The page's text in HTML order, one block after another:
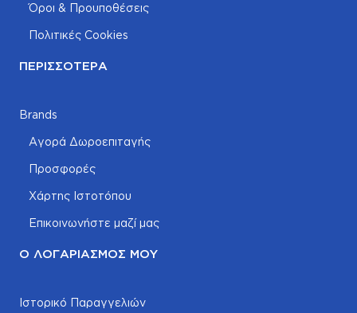
Όροι & Προυποθέσεις
Πολιτικές Cookies
ΠΕΡΙΣΣΌΤΕΡΑ
Brands
Αγορά Δωροεπιταγής
Προσφορές
Χάρτης Ιστοτόπου
Επικοινωνήστε μαζί μας
Ο ΛΟΓΑΡΙΑΣΜΌΣ ΜΟΥ
Ιστορικό Παραγγελιών